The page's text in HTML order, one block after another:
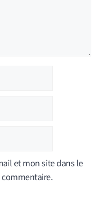
et mon site dans le